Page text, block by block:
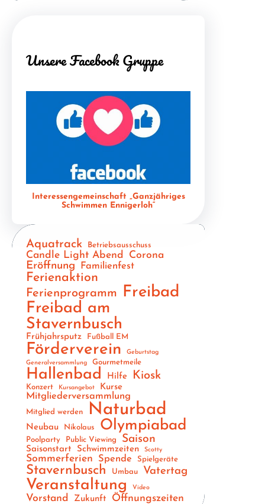
Unsere Facebook Gruppe
Interessengemeinschaft „Ganzjähriges
Schwimmen Ennigerloh“
Aquatrack Betriebsausschuss
Candle Light Abend Corona
Eröffnung Familienfest
Ferienaktion
Ferienprogramm Freibad
Freibad am
Stavernbusch
Frühjahrsputz Fußball EM
Förderverein
Geburtstag
Generalversammlung
Gourmetmeile
Hallenbad Hilfe Kiosk
Konzert Kursangebot Kurse
Mitgliederversammlung
Mitglied werden Naturbad
Neubau Nikolaus Olympiabad
Poolparty Public Viewing Saison
Saisonstart Schwimmzeiten Scotty
Sommerferien Spende Spielgeräte
Stavernbusch Umbau Vatertag
Veranstaltung Video
Vorstand Zukunft Öffnungszeiten